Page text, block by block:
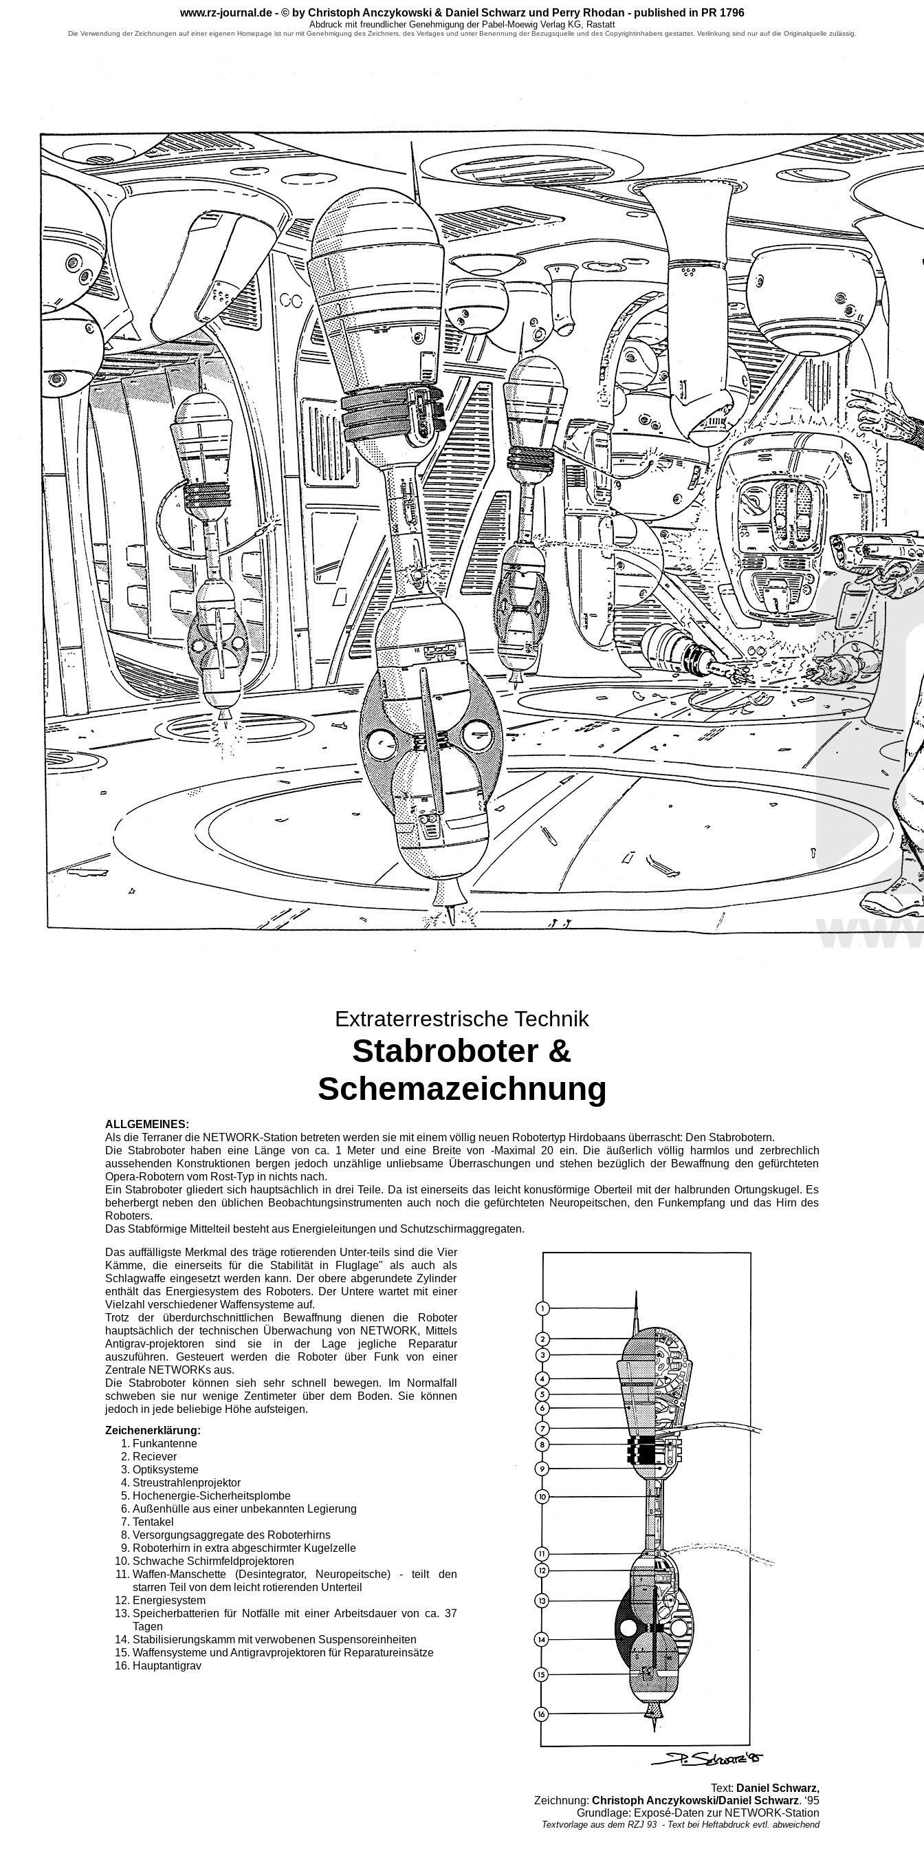
www.rz-journal.de - © by Christoph Anczykowski & Daniel Schwarz und Perry Rhodan - published in PR 1796
Abdruck mit freundlicher Genehmigung der Pabel-Moewig Verlag KG, Rastatt
Die Verwendung der Zeichnungen auf einer eigenen Homepage ist nur mit Genehmigung des Zeichners, des Verlages und unter Benennung der Bezugsquelle und des Copyrightinhabers gestattet. Verlinkung sind nur auf die Originalquelle zulässig.
Extraterrestrische Technik
Stabroboter &
Schemazeichnung
ALLGEMEINES:
Als die Terraner die NETWORK-Station betreten werden sie mit einem völlig neuen Robotertyp Hirdobaans überrascht: Den Stabrobotern.
Die Stabroboter haben eine Länge von ca. 1 Meter und eine Breite von -Maximal 20 ein. Die äußerlich völlig harmlos und zerbrechlich
aussehenden Konstruktionen bergen jedoch unzählige unliebsame Überraschungen und stehen bezüglich der Bewaffnung den gefürchteten
Opera-Robotern vom Rost-Typ in nichts nach.
Ein Stabroboter gliedert sich hauptsächlich in drei Teile. Da ist einerseits das leicht konusförmige Oberteil mit der halbrunden Ortungskugel. Es
beherbergt neben den üblichen Beobachtungsinstrumenten auch noch die gefürchteten Neuropeitschen, den Funkempfang und das Hirn des
Roboters.
Das Stabförmige Mittelteil besteht aus Energieleitungen und Schutzschirmaggregaten.
Das auffälligste Merkmal des träge rotierenden Unter-teils sind die Vier
Kämme, die einerseits für die Stabilität in Fluglage" als auch als
Schlagwaffe eingesetzt werden kann. Der obere abgerundete Zylinder
enthält das Energiesystem des Roboters. Der Untere wartet mit einer
Vielzahl verschiedener Waffensysteme auf.
Trotz der überdurchschnittlichen Bewaffnung dienen die Roboter
hauptsächlich der technischen Überwachung von NETWORK, Mittels
Antigrav-projektoren sind sie in der Lage jegliche Reparatur
auszuführen. Gesteuert werden die Roboter über Funk von einer
Zentrale NETWORKs aus.
Die Stabroboter können sieh sehr schnell bewegen. Im Normalfall
schweben sie nur wenige Zentimeter über dem Boden. Sie können
jedoch in jede beliebige Höhe aufsteigen.
Zeichenerklärung:
Funkantenne
Reciever
Optiksysteme
Streustrahlenprojektor
Hochenergie-Sicherheitsplombe
Außenhülle aus einer unbekannten Legierung
Tentakel
Versorgungsaggregate des Roboterhirns
Roboterhirn in extra abgeschirmter Kugelzelle
Schwache Schirmfeldprojektoren
Waffen-Manschette (Desintegrator, Neuropeitsche) - teilt den
starren Teil von dem leicht rotierenden Unterteil
Energiesystem
Speicherbatterien für Notfälle mit einer Arbeitsdauer von ca. 37
Tagen
Stabilisierungskamm mit verwobenen Suspensoreinheiten
Waffensysteme und Antigravprojektoren für Reparatureinsätze
Hauptantigrav
Text: Daniel Schwarz,
Zeichnung: Christoph Anczykowski/Daniel Schwarz. ‘95
Grundlage: Exposé-Daten zur NETWORK-Station
Textvorlage aus dem RZJ 93 - Text bei Heftabdruck evtl. abweichend